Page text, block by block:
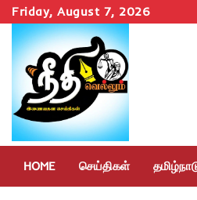
Skip
to
content
Friday, August 7, 2026
HOME செய்திகள்